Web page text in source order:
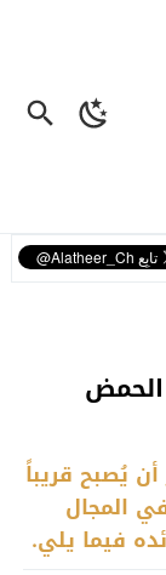
وجع الفراق إلى
يُصبح قريباً
المجال
فيما يلي.